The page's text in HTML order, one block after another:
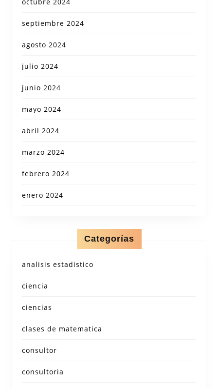
septiembre 2024
agosto 2024
julio 2024
junio 2024
mayo 2024
abril 2024
marzo 2024
febrero 2024
enero 2024
Categorías
analisis estadistico
ciencia
ciencias
clases de matematica
consultor
consultoria